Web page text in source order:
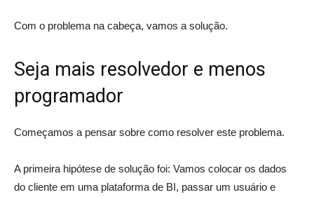
Com o problema na cabeça, vamos a solução.
Seja mais resolvedor e menos
programador
Começamos a pensar sobre como resolver este problema.
A primeira hipótese de solução foi: Vamos colocar os dados
do cliente em uma plataforma de BI, passar um usuário e